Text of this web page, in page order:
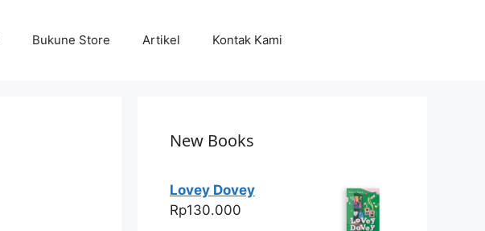
Bukune Store Artikel Kontak Kami
New Books
Lovey Dovey
Rp130.000